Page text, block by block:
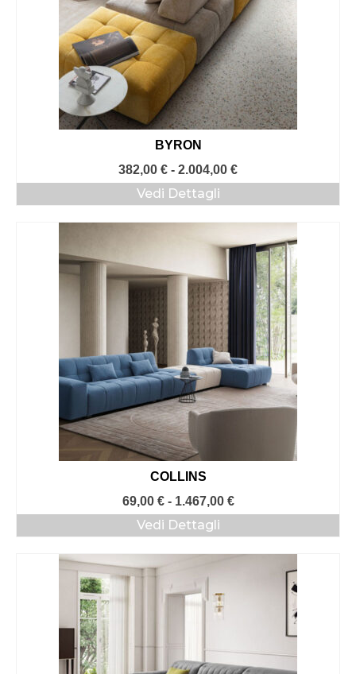
BYRON
382,00 € - 2.004,00 €Fascia
di
a
2.004,00 €
Vedi Dettagli
COLLINS
69,00 € - 1.467,00 €Fascia
di
1.467,00 €
Vedi Dettagli